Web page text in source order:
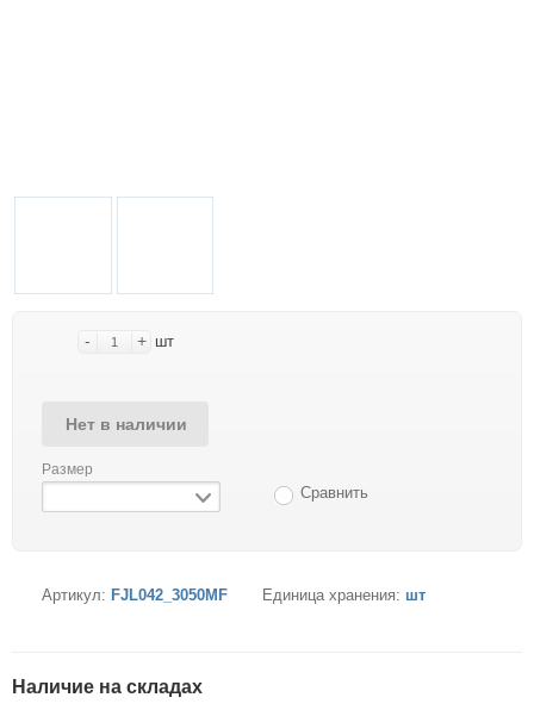
- + шт
Нет в наличии
Размер
Сравнить
Артикул: FJL042_3050MF Единица хранения: шт
Наличие на складах